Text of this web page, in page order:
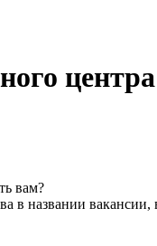
вам?
в названии